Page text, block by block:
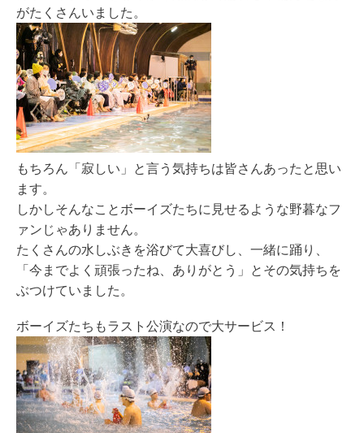
がたくさんいました。
もちろん「寂しい」と言う気持ちは皆さんあったと思い
ます。
しかしそんなことボーイズたちに見せるような野暮なフ
ァンじゃありません。
たくさんの水しぶきを浴びて大喜びし、一緒に踊り、
「今までよく頑張ったね、ありがとう」とその気持ちを
ぶつけていました。
ボーイズたちもラスト公演なので大サービス！